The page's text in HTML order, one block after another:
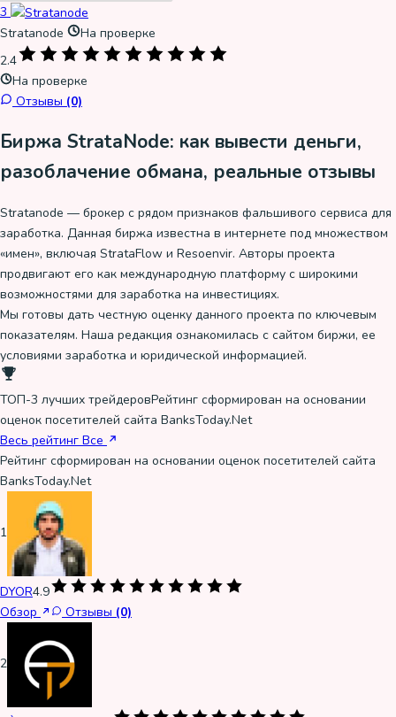
3
Stratanode
На проверке
2.4
На проверке
Отзывы (0)
Биржа StrataNode: как вывести деньги,
разоблачение обмана, реальные отзывы
Stratanode — брокер с рядом признаков фальшивого сервиса для
заработка. Данная биржа известна в интернете под множеством
«имен», включая StrataFlow и Resoenvir. Авторы проекта
продвигают его как международную платформу с широкими
возможностями для заработка на инвестициях.
Мы готовы дать честную оценку данного проекта по ключевым
показателям. Наша редакция ознакомилась с сайтом биржи, ее
условиями заработка и юридической информацией.
ТОП-3 лучших трейдеровРейтинг сформирован на основании
оценок посетителей сайта BanksToday.Net
Весь рейтинг Все
Рейтинг сформирован на основании оценок посетителей сайта
BanksToday.Net
1
DYOR4.9
Обзор
Отзывы (0)
2